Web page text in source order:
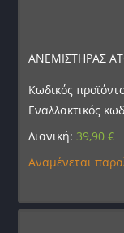
ΑΝΕΜΙΣΤΗΡΑΣ
Κωδικός
Εναλλακτικός
Λιανική: 39,90€
Αναμένεται